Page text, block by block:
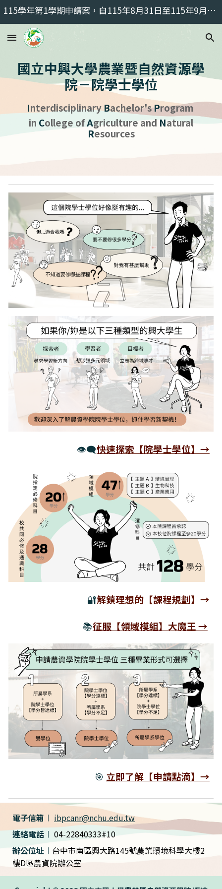
115學年第1學期申請案，自115年8月31日至115年9月18日受理申請
國立中興大學農業暨自然資源學
院－院學士學位
InterdisciplinaryBachelor'sProgram
in College ofAgriculture and Natural
Resources
👁️‍🗨️快速探索【院學士學位】→
🔐解鎖理想的【課程規劃】→
📚征服【領域模組】大魔王 →
🎯 立即了解【申請點滴】→
電子信箱 ︱ ibpcanr@nchu.edu.tw
連絡電話 ︱ 04-22840333#10
辦公位址 ︱ 台中市南區興大路145號農業環境科學大樓2
樓D區農資院辦公室